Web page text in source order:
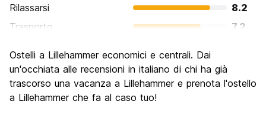
Rilassarsi
8.2
Trasporto
7.2
Luoghi di interesse culturale
Festa / Vita notturna
6.0
Qualita' Prezzo
Ostelli a Lillehammer economici e centrali. Dai
un'occhiata alle recensioni in italiano di chi ha già
trascorso una vacanza a Lillehammer e prenota l'ostello
a Lillehammer che fa al caso tuo!